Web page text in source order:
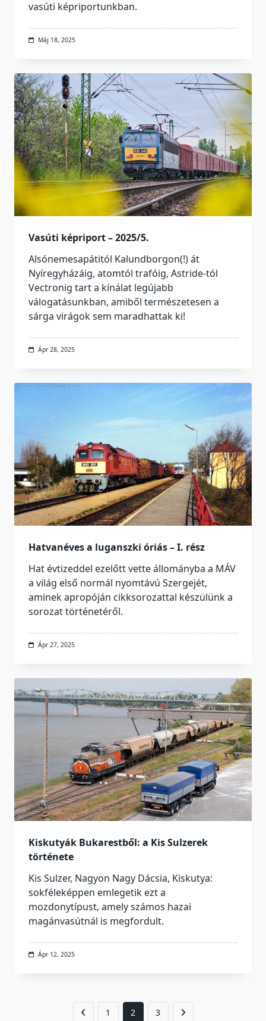
vasúti képriportunkban.
Máj 18, 2025
Vasúti képriport – 2025/5.
Alsónemesapátitól Kalundborgon(!) át
Nyíregyházáig, atomtól trafóig, Astride-tól
Vectronig tart a kínálat legújabb
válogatásunkban, amiből természetesen a
sárga virágok sem maradhattak ki!
Ápr 28, 2025
Hatvanéves a luganszki óriás – I. rész
Hat évtizeddel ezelőtt vette állományba a MÁV
a világ első normál nyomtávú Szergejét,
aminek apropóján cikksorozattal készülünk a
sorozat történetéről.
Ápr 27, 2025
Kiskutyák Bukarestből: a Kis Sulzerek
története
Kis Sulzer, Nagyon Nagy Dácsia, Kiskutya:
sokféleképpen emlegetik ezt a
mozdonytípust, amely számos hazai
magánvasútnál is megfordult.
Ápr 12, 2025
1 2 3